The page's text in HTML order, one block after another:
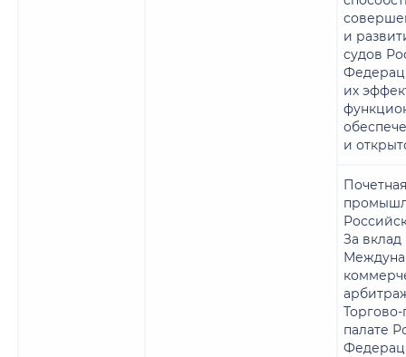
и
судов
их
и
За
палате